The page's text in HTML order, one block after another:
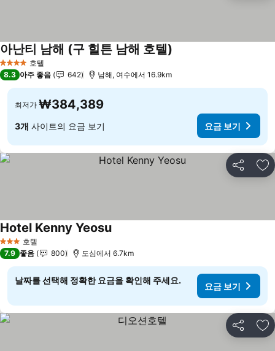
4 성급 호텔
아난티 남해 (구 힐튼 남해 호텔)
8.3 아주 좋음 642 남해, 여수에서 16.9km
최저가 ₩384,389
3개 사이트의 요금 보기 요금 보기
공유 즐
3 성급 호텔
Hotel Kenny Yeosu
7.9 좋음 800 도심에서 6.7km
날짜를 선택해 정확한 요금을 확인해 주세요.
요금 보기
공유 즐